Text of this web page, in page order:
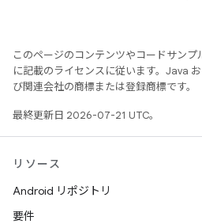
このページのコンテンツやコードサンプ
に記載のライセンスに従います。Java
び関連会社の商標または登録商標です。
最終更新日 2026-07-21 UTC。
リソース
Android リポジトリ
要件